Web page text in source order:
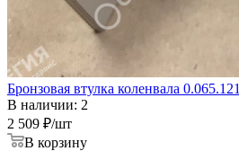
Бронзовая втулка коленвала
В наличии: 2
2 509 ₽/шт
В корзину